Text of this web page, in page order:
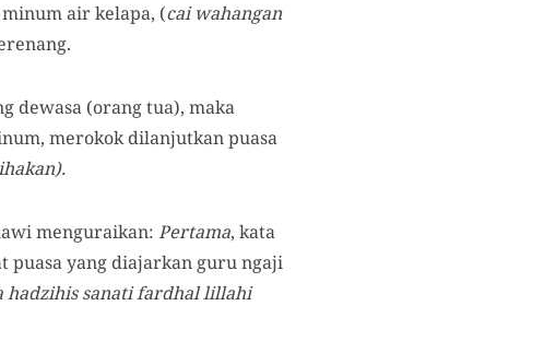
air kelapa, (cai wahangan
dewasa (orang tua), maka
merokok dilanjutkan puasa
menguraikan: Pertama, kata
puasa yang diajarkan guru ngaji
hadzihis sanati fardhal lillahi